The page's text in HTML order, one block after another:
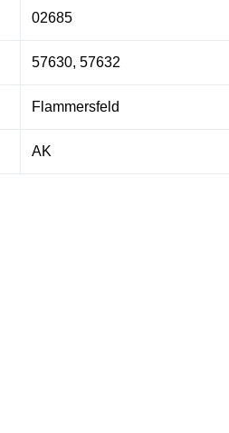
02685
57630, 57632
Flammersfeld
AK